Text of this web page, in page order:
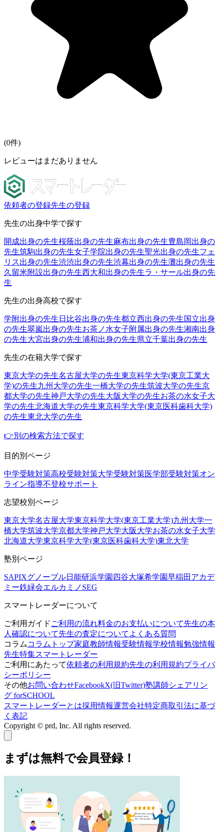
(0件)
レビューはまだありません
依頼者の登録先生の登録
先生の出身中学で探す
開成出身の先生桜蔭出身の先生麻布出身の先生豊島岡出身の
先生筑駒出身の先生女子学院出身の先生聖光出身の先生フェ
リス出身の先生渋渋出身の先生渋幕出身の先生灘出身の先生
久留米附設出身の先生西大和出身の先生ラ・サール出身の先
生
先生の出身高校で探す
学附出身の先生 日比谷出身の先生都立西出身の先生国立出身
の先生翠嵐出身の先生お茶ノ水女子附属出身の先生湘南出身
の先生大宮出身の先生浦和出身の先生県立千葉出身の先生
先生の在籍大学で探す
東京大学の先生名古屋大学の先生東京科学大学(東京工業大
学)の先生九州大学の先生一橋大学の先生筑波大学の先生京
都大学の先生神戸大学の先生大阪大学の先生お茶の水女子大
学の先生北海道大学の先生東京科学大学(東京医科歯科大学)
の先生東北大学の先生
👉別の検索方法で探す
目的別ページ
中学受験対策高校受験対策大学受験対策医学部受験対策オン
ライン指導不登校サポート
志望校別ページ
東京大学名古屋大学東京科学大学(東京工業大学)九州大学一
橋大学筑波大学京都大学神戸大学大阪大学お茶の水女子大学
北海道大学東京科学大学(東京医科歯科大学)東北大学
塾別ページ
SAPIXグノーブル日能研浜学園 四谷大塚希学園早稲田アカデ
ミー鉄緑会エルカミノ SEG
スマートレーダーについて
ご利用ガイド ご利用の流れ料金のお支払いについて先生の本
人確認について先生の査定について よくある質問
コラム コラムトップ家庭教師情報受験情報学校情報勉強情報
先生特集スマートレーダー
ご利用にあたって依頼者の利用規約先生の利用規約プライバ
シーポリシー
その他お問い合わせFacebookX(旧Twitter)塾講師シェアリン
グ forSCHOOL
スマートレーダーとは採用情報運営会社特定商取引法に基づ
く表記
Copyright © prd, Inc. All rights reserved.
まずは無料で会員登録！